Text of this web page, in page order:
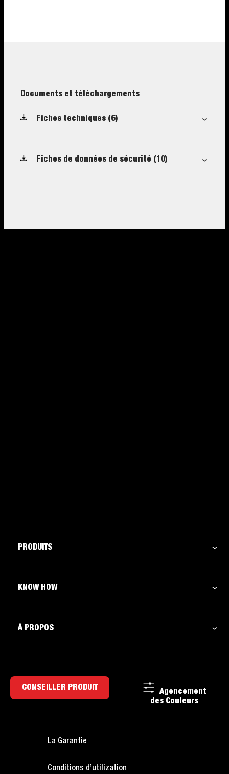
Documents et téléchargements
Fiches techniques (6)
Fiches de données de sécurité (10)
PRODUITS
KNOW HOW
À PROPOS
CONSEILLER PRODUIT
Agencement
des Couleurs
La Garantie
Conditions d’utilization